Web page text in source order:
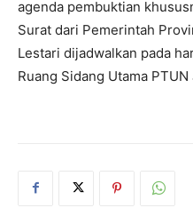
agenda pembuktian
Surat dari Pemerintah
Lestari dijadwalkan pada
Ruang Sidang Utama PTUN